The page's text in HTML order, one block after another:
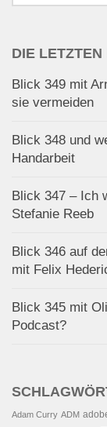
nach:
DIE
Blick 349 mit
sie vermeiden
Blick 348 und
Handarbeit
Blick 347 – Ich
Stefanie Reeb
Blick 346 auf
mit Felix
Blick 345 mit
Podcast?
Adam Curry ADM